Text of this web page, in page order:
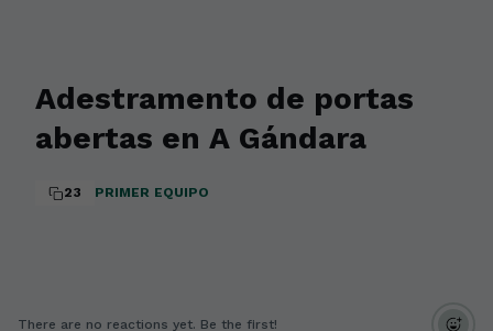
Adestramento de portas
abertas en A Gándara
23 PRIMER EQUIPO
There are no reactions yet. Be the first!